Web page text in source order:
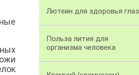
Лютеин для здоровья глаз
Польза лития для
организма человека